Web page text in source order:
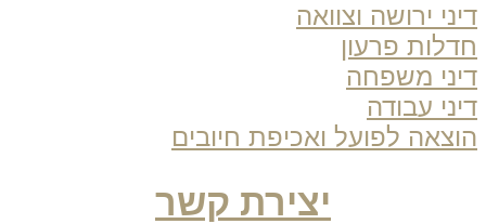
ירושה וצוואה
פרעון
משפחה
עבודה
לפועל ואכיפת חיובים
יצירת קשר